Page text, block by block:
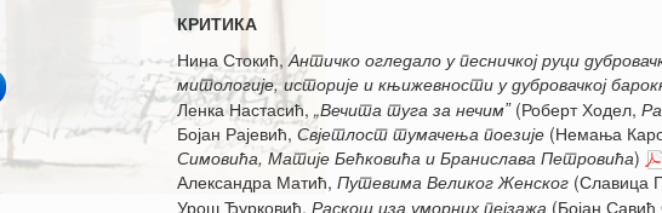
КРИТИКА
Нина Стокић,Античко огледало у песничкој руци
митологије, историје и књижевности у дубровачкој
Ленка Настасић, „Вечита туга за нечимˮ(Роберт Ходел,
Бојан Рајевић, Свјетлост тумачења поезије (Немања
Симовића, Матије Бећковића и Бранислава Петровића)
Александра Матић, Путевима Великог Женског (Славица
Урош Ђурковић, Раскош иза уморних пејзажа (Бојан Савић